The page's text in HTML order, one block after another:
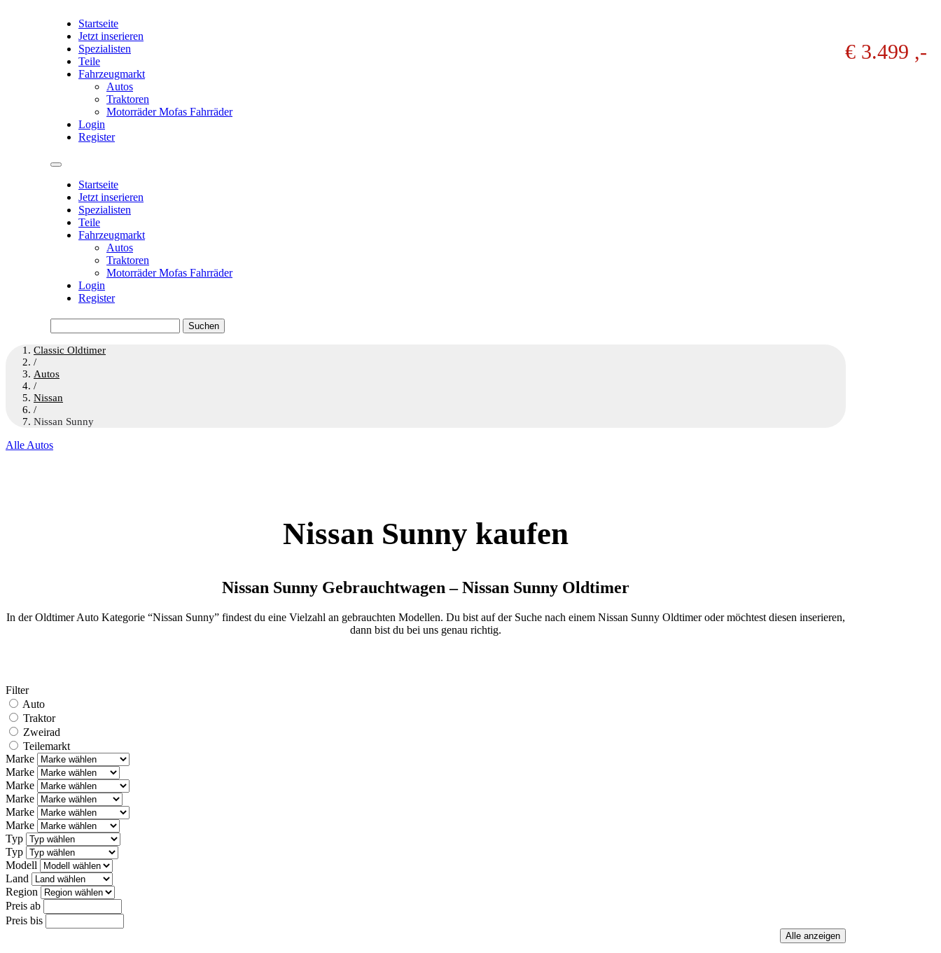
Startseite
Jetzt inserieren
Spezialisten
Teile
Fahrzeugmarkt
Autos
Traktoren
Motorräder Mofas Fahrräder
Login
Register
Startseite
Jetzt inserieren
Spezialisten
Teile
Fahrzeugmarkt
Autos
Traktoren
Motorräder Mofas Fahrräder
Login
Register
nach:
Classic Oldtimer
/
Autos
/
Nissan
/
Nissan Sunny
Alle Autos
Nissan Sunny kaufen
Nissan Sunny Gebrauchtwagen – Nissan Sunny Oldtimer
In der Oldtimer Auto Kategorie “Nissan Sunny” findest du eine Vielzahl an gebrauchten Modellen. Du bist auf der Suche nach einem Nissan Sunny Oldtimer oder möchtest diesen inserieren,
dann bist du bei uns genau richtig.
Filter
Auto
Traktor
Zweirad
Teilemarkt
Marke
Marke
Marke
Marke
Marke
Marke
Typ
Typ
Modell
Land
Region
Preis ab
Preis bis
€ 3.499 ,-